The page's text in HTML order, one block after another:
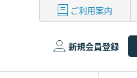
ご利用案内
新規会員登録